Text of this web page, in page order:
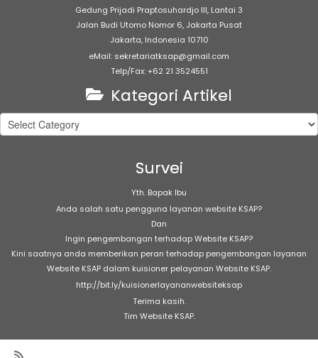
Gedung Prijadi Praptosuhardjo III, Lantai 3
Jalan Budi Utomo Nomor 6, Jakarta Pusat
Jakarta, Indonesia 10710
eMail: sekretariatksap@gmail.com
Telp/Fax: +62 21 3524551
Kategori Artikel
Kategori
Artikel
Survei
Yth. Bapak Ibu
Anda salah satu pengguna layanan website KSAP?
Dan
Ingin pengembangan terhadap Website KSAP?
Kini saatnya anda memberikan peran terhadap pengembangan layanan
Website KSAP dalam kuisioner pelayanan Website KSAP.
http://bit.ly/kuisionerlayananwebsiteksap
Terima kasih.
Tim Website KSAP.